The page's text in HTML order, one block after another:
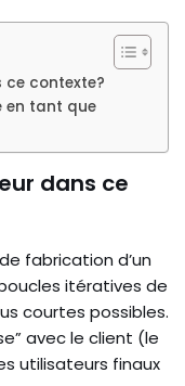
ce contexte?
en tant que
dans ce
fabrication d’un
itératives de
courtes possibles.
avec le client (le
utilisateurs finaux